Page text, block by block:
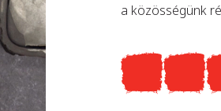
a közösségünk